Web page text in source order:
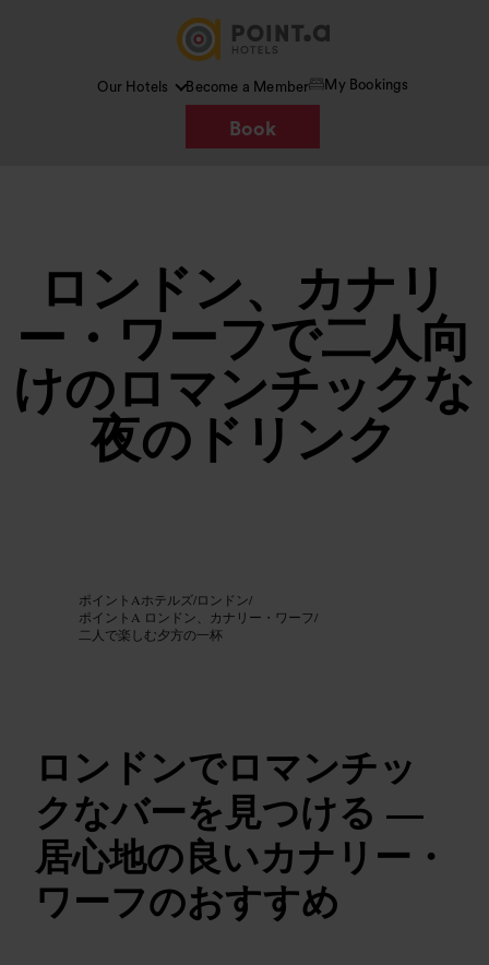
Our Hotels Become a Member My Bookings
Book
ロンドン、カナリ
ー・ワーフで二人向
けのロマンチックな
夜のドリンク
ポイントAホテルズ/ロンドン/
ポイントA ロンドン、カナリー・ワーフ/
二人で楽しむ夕方の一杯
ロンドンでロマンチッ
クなバーを見つける —
居心地の良いカナリー・
ワーフのおすすめ